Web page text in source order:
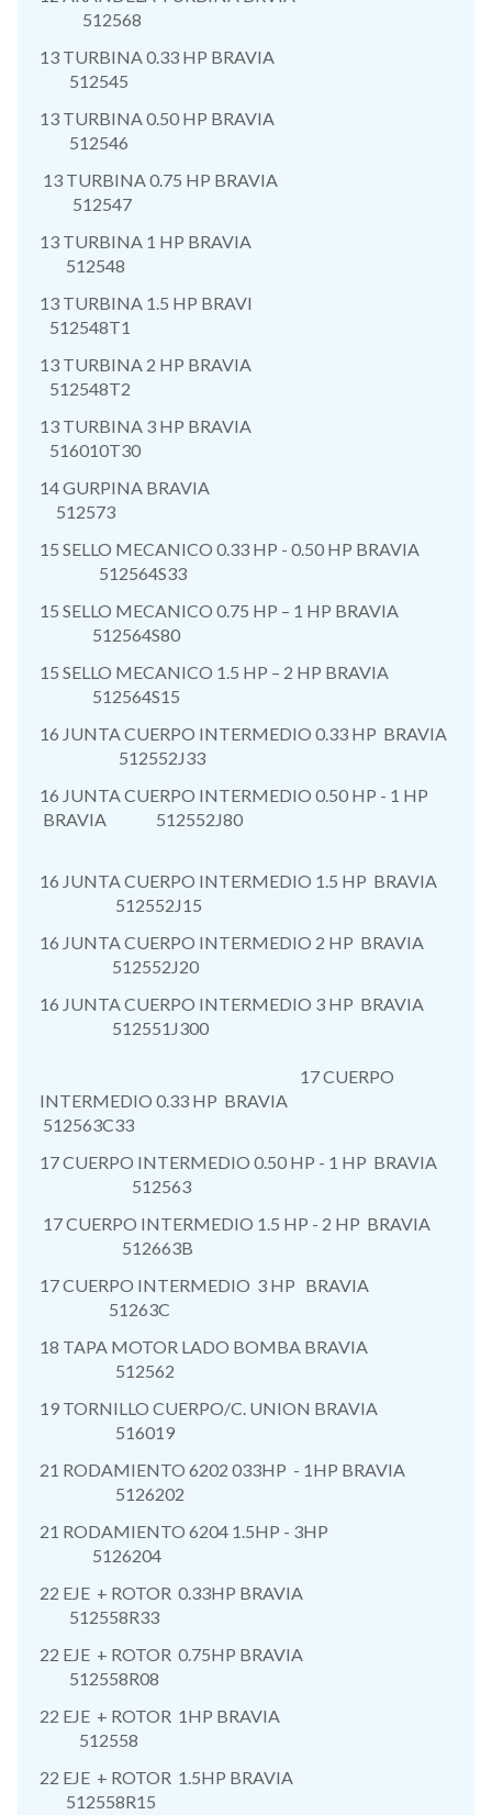
512568
13 TURBINA 0.33 HP BRAVIA
512545
13 TURBINA 0.50 HP BRAVIA
512546
13 TURBINA 0.75 HP BRAVIA
512547
13 TURBINA 1 HP BRAVIA
512548
13 TURBINA 1.5 HP BRAVI
512548T1
13 TURBINA 2 HP BRAVIA
512548T2
13 TURBINA 3 HP BRAVIA
516010T30
14 GURPINA BRAVIA
512573
15 SELLO MECANICO 0.33 HP - 0.50 HP BRAVIA
512564S33
15 SELLO MECANICO 0.75 HP – 1 HP BRAVIA
512564S80
15 SELLO MECANICO 1.5 HP – 2 HP BRAVIA
512564S15
16 JUNTA CUERPO INTERMEDIO 0.33 HP BRAVIA
512552J33
16 JUNTA CUERPO INTERMEDIO 0.50 HP - 1 HP
BRAVIA 512552J80
16 JUNTA CUERPO INTERMEDIO 1.5 HP BRAVIA
512552J15
16 JUNTA CUERPO INTERMEDIO 2 HP BRAVIA
512552J20
16 JUNTA CUERPO INTERMEDIO 3 HP BRAVIA
512551J300
17 CUERPO
INTERMEDIO 0.33 HP BRAVIA
512563C33
17 CUERPO INTERMEDIO 0.50 HP - 1 HP BRAVIA
512563
17 CUERPO INTERMEDIO 1.5 HP - 2 HP BRAVIA
512663B
17 CUERPO INTERMEDIO 3 HP BRAVIA
51263C
18 TAPA MOTOR LADO BOMBA BRAVIA
512562
19 TORNILLO CUERPO/C. UNION BRAVIA
516019
21 RODAMIENTO 6202 033HP - 1HP BRAVIA
5126202
21 RODAMIENTO 6204 1.5HP - 3HP
5126204
22 EJE + ROTOR 0.33HP BRAVIA
512558R33
22 EJE + ROTOR 0.75HP BRAVIA
512558R08
22 EJE + ROTOR 1HP BRAVIA
512558
22 EJE + ROTOR 1.5HP BRAVIA
512558R15